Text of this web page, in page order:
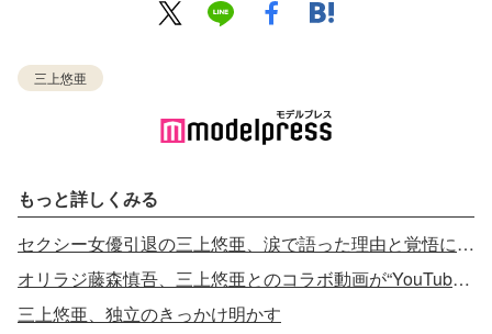
三上悠亜
もっと詳しくみる
セクシー女優引退の三上悠亜、涙で語った理由と覚悟に反響
オリラジ藤森慎吾、三上悠亜とのコラボ動画が“YouTube規約違反”に「完全に私の落ち度」原因明かす
三上悠亜、独立のきっかけ明かす